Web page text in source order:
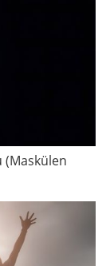
(Maskülen